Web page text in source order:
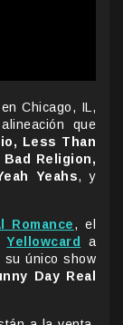
Chicago, IL,
que
Less Than
Religion,
Yeahs, y
Romance, el
Yellowcard
a
su único show
Day Real